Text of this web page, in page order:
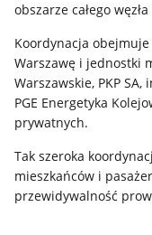
obszarze całego
Koordynacja
Warszawę i jednostki
Warszawskie, PKP
PGE Energetyka
prywatnych.
Tak szeroka
mieszkańców i
przewidywalność